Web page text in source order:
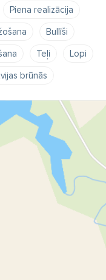
Piena realizācija
Bullīši
Teļi
Lopi
brūnās